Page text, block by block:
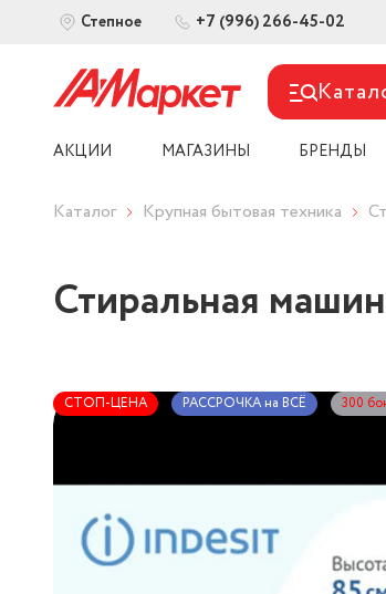
Степное +7 (996) 266-45-02
АКЦИИ МАГАЗИНЫ БРЕНДЫ
Каталог Крупная бытовая техника
Стиральная
СТОП-ЦЕНА РАССРОЧКА на ВСЁ 300